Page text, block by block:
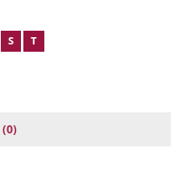
S T
(0)